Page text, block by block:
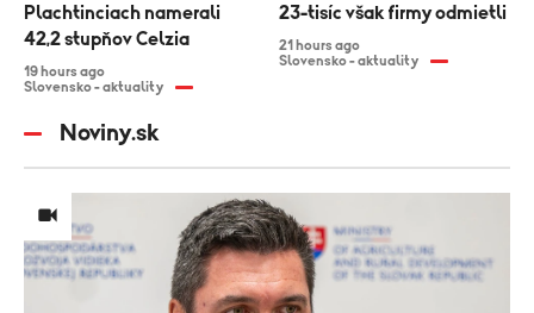
Plachtinciach namerali
42,2 stupňov Celzia
19 hours ago
Slovensko - aktuality
23-tisíc však firmy odmietli
21 hours ago
Slovensko - aktuality
Noviny.sk